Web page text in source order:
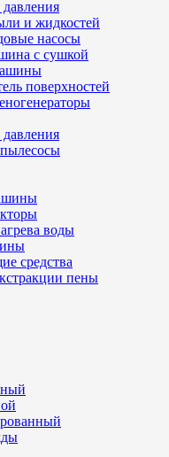
и жидкостей
насосы
с сушкой
поверхностей
воды
средства
пены